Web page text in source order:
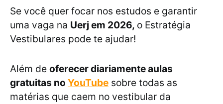
Se você quer focar nos estudos e garantir
uma vaga na Uerj em 2026, o Estratégia
Vestibulares pode te ajudar!
Além de oferecer diariamente aulas
gratuitas no YouTube sobre todas as
matérias que caem no vestibular da